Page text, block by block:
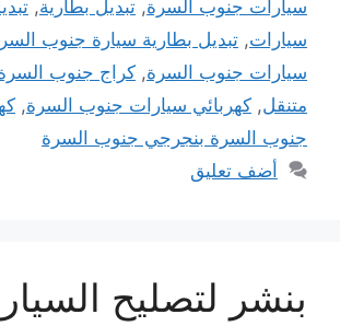
سيارات جنوب السرة, تبديل بطارية,
سيارات, تبديل بطارية سيارة جنوب
سيارات جنوب السرة, كراج جنوب
متنقل, كهربائي سيارات جنوب السرة,
جنوب السرة بنجرجي جنوب السرة
أضف تعليق
بنشر لتصليح